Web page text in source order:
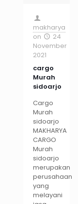
makharya
on
24
November
2021
cargo
Murah
sidoarjo
Cargo
Murah
sidoarjo
MAKHARYA
CARGO
Murah
sidoarjo
merupakan
perusahaan
yang
melayani